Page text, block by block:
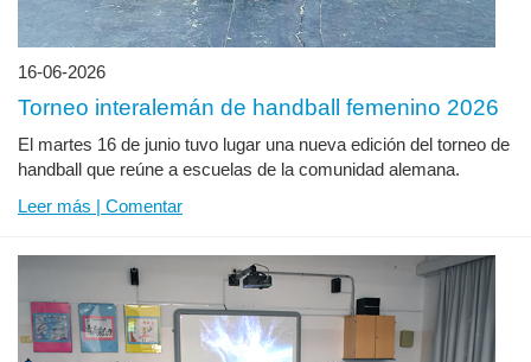
16-06-2026
Torneo interalemán de handball femenino 2026
El martes 16 de junio tuvo lugar una nueva edición del torneo de
handball que reúne a escuelas de la comunidad alemana.
Leer más | Comentar